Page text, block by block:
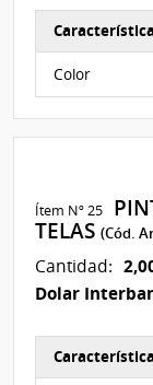
Color
Ítem Nº 25
TELAS(Cód.
Cantidad:
Dolar